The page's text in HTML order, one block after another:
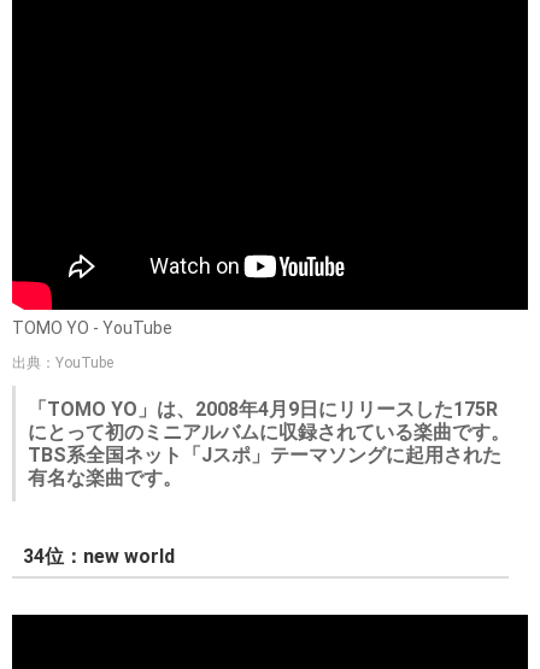
TOMO YO - YouTube
出典：YouTube
「TOMO YO」は、2008年4月9日にリリースした175R
にとって初のミニアルバムに収録されている楽曲です。
TBS系全国ネット「Jスポ」テーマソングに起用された
有名な楽曲です。
34位：new world